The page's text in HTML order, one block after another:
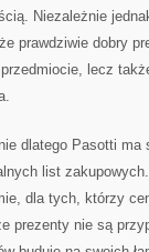
Niezależnie
prawdziwie dobry
lecz
dlatego Pasotti
list
dla tych, którzy
prezenty nie są